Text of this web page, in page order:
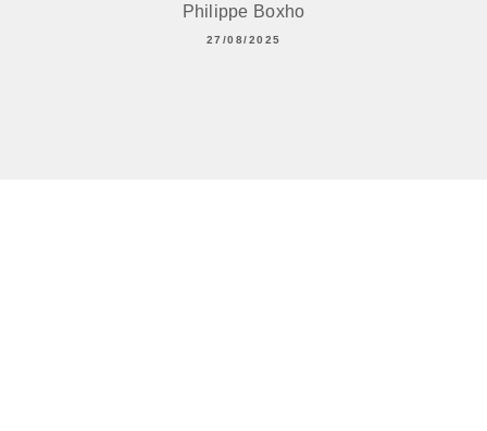
Philippe Boxho
27/08/2025